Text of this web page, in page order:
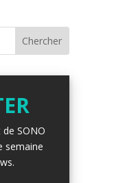
SONO
semaine